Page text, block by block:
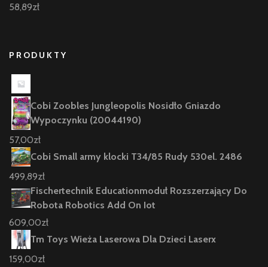
58,89zł
PRODUKTY
Cobi Zoobles Jungleopolis Nosidło Gniazdo
Wypoczynku (20044190)
57,00zł
Cobi Small army klocki T34/85 Rudy 530el. 2486
499,89zł
Fischertechnik Educationmoduł Rozszerzający Do
Robota Robotics Add On Iot
609,00zł
Tm Toys Wieża Laserowa Dla Dzieci Laserx
159,00zł